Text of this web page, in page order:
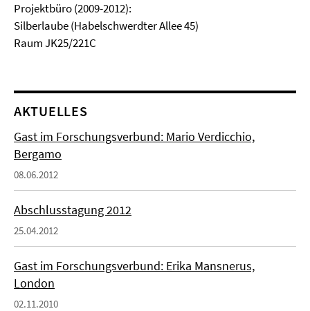
Projektbüro (2009-2012):
Silberlaube (Habelschwerdter Allee 45)
Raum JK25/221C
AKTUELLES
Gast im Forschungsverbund: Mario Verdicchio,
Bergamo
08.06.2012
Abschlusstagung 2012
25.04.2012
Gast im Forschungsverbund: Erika Mansnerus,
London
02.11.2010